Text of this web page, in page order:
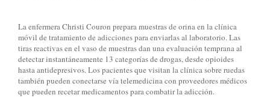
La enfermera Christi Couron prepara muestras de orina en la clínica
móvil de tratamiento de adicciones para enviarlas al laboratorio. Las
tiras reactivas en el vaso de muestras dan una evaluación temprana al
detectar instantáneamente 13 categorías de drogas, desde opioides
hasta antidepresivos. Los pacientes que visitan la clínica sobre ruedas
también pueden conectarse vía telemedicina con proveedores médicos
que pueden recetar medicamentos para combatir la adicción.